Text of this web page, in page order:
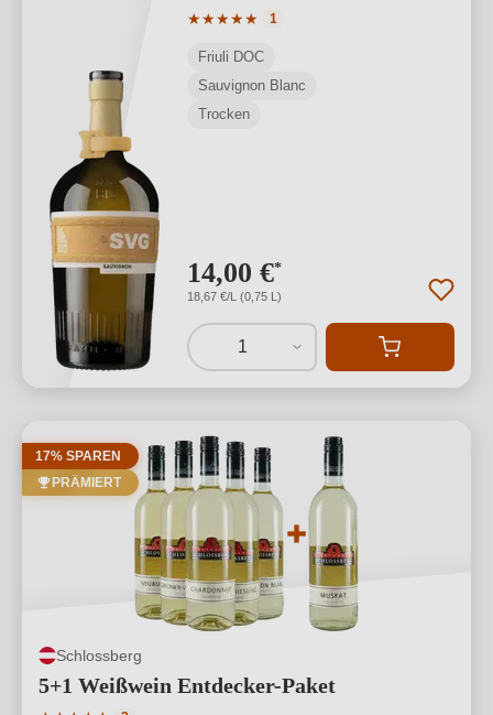
★★★★★
Durchschnittliche Bewertung von 5
1
Friuli DOC
Sauvignon Blanc
Trocken
14,00 €*
18,67 €/L (0,75 L)
1
17% SPAREN
PRÄMIERT
Schlossberg
5+1 Weißwein Entdecker-Paket